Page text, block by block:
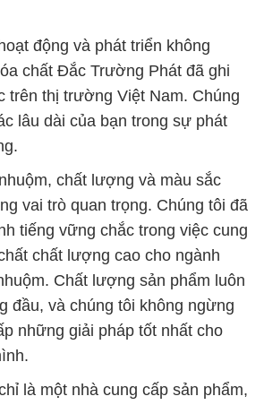
động và phát triển không
chất Đắc Trường Phát đã ghi
trên thị trường Việt Nam. Chúng
lâu dài của bạn trong sự phát
chất lượng và màu sắc
vai trò quan trọng. Chúng tôi đã
tiếng vững chắc trong việc cung
chất lượng cao cho ngành
Chất lượng sản phẩm luôn
đầu, và chúng tôi không ngừng
những giải pháp tốt nhất cho
là một nhà cung cấp sản phẩm,